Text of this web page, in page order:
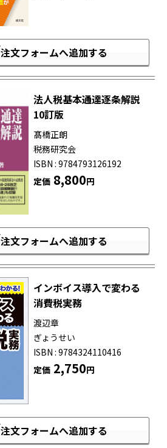
注文フォームへ追加する
法人税基本通達逐条解説
10訂版
髙橋正朗
税務研究会
ISBN : 9784793126192
定価8,800円
注文フォームへ追加する
インボイス導入で変わる
消費税実務
渡辺章
ぎょうせい
ISBN : 9784324110416
定価2,750円
注文フォームへ追加する